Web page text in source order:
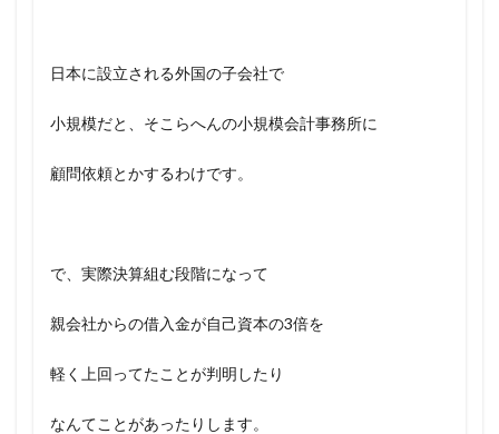
日本に設立される外国の子会社で
小規模だと、そこらへんの小規模会計事務所に
顧問依頼とかするわけです。
で、実際決算組む段階になって
親会社からの借入金が自己資本の3倍を
軽く上回ってたことが判明したり
なんてことがあったりします。